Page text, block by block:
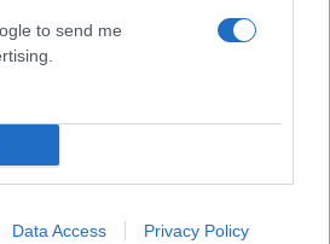
to send me
Data Access Privacy Policy
που τροφοδότησε τις
και Βοιωτία: «Από τα
δημοσίευσε μία παιδική
την επέτειο θανάτου της